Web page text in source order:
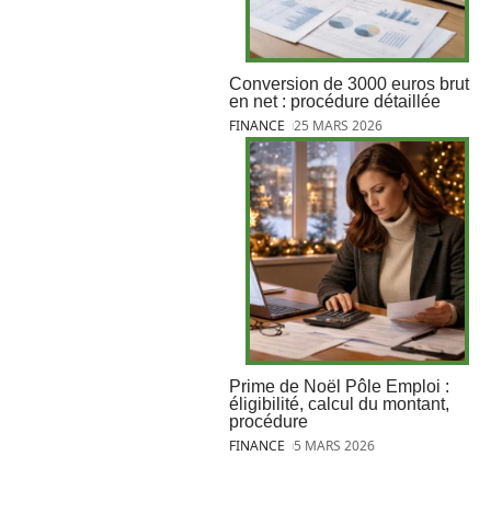
Conversion de 3000 euros brut
en net : procédure détaillée
FINANCE 25 MARS 2026
Prime de Noël Pôle Emploi :
éligibilité, calcul du montant,
procédure
FINANCE 5 MARS 2026